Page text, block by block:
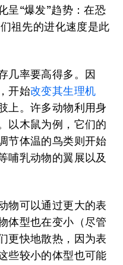
呈“爆发”趋势：在恐
祖先的进化速度是此
几率要高得多。因
开始改变其生理机
上。许多动物利用身
以木鼠为例，它们的
节体温的鸟类则开始
哺乳动物的翼展以及
物可以通过更大的表
体型也在变小（尽管
更快地散热，因为表
些较小的体型也可能